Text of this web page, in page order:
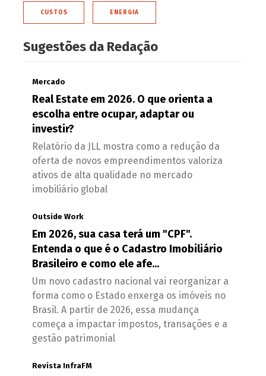
CUSTOS ENERGIA
Sugestões da Redação
Mercado
Real Estate em 2026. O que orienta a
escolha entre ocupar, adaptar ou
investir?
Relatório da JLL mostra como a redução da
oferta de novos empreendimentos valoriza
ativos de alta qualidade no mercado
imobiliário global
Outside Work
Em 2026, sua casa terá um "CPF".
Entenda o que é o Cadastro Imobiliário
Brasileiro e como ele afe...
Um novo cadastro nacional vai reorganizar a
forma como o Estado enxerga os imóveis no
Brasil. A partir de 2026, essa mudança
começa a impactar impostos, transações e a
gestão patrimonial
Revista InfraFM